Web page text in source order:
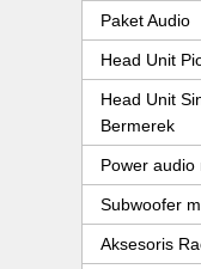
Paket Audio
Head Unit
Head Unit
Bermerek
Power audio
Subwoofer
Aksesoris